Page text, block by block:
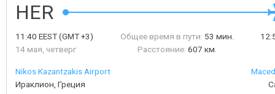
HER
11:40 EEST(GMT +3)
14 мая, четверг
Общее время в пути: 53 мин.
Расстояние: 607 км.
Nikos Kazantzakis Airport
Ираклион, Греция